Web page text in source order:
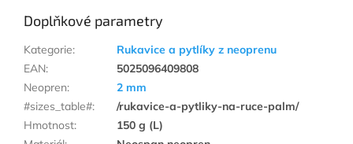
Doplňkové parametry
Kategorie:
Rukavice a pytlíky z neoprenu
EAN:
5025096409808
Neopren:
2 mm
#sizes_table#:
/rukavice-a-pytliky-na-ruce-palm/
Hmotnost:
150 g (L)